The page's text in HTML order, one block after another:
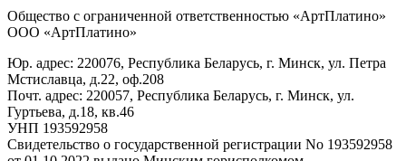
Общество с ограниченной ответственностью «АртПлатино»
ООО «АртПлатино»
Юр. адрес: 220076, Республика Беларусь, г. Минск, ул. Петра
Мстиславца, д.22, оф.208
Почт. адрес: 220057, Республика Беларусь, г. Минск, ул.
Гуртьева, д.18, кв.46
УНП 193592958
Свидетельство о государственной регистрации No 193592958